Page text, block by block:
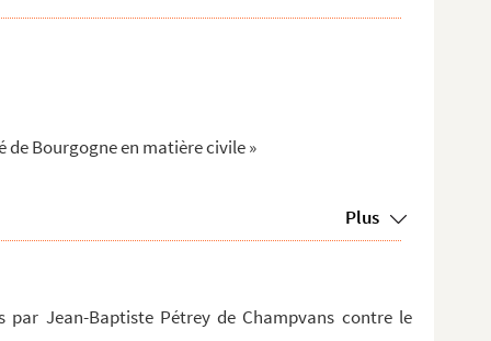
de Bourgogne en matière civile »
Plus
par Jean-Baptiste Pétrey de Champvans contre le